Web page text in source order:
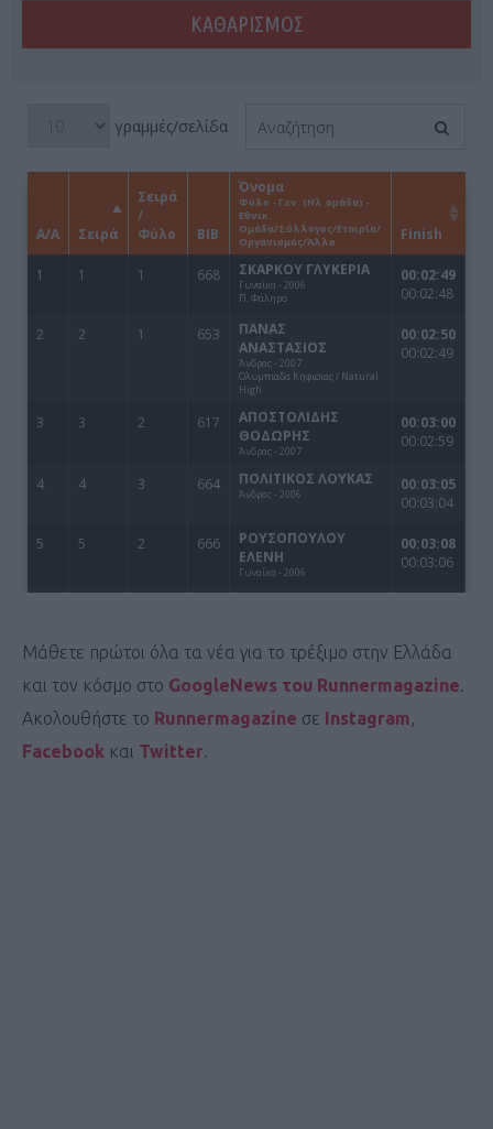
Μάθετε πρώτοι όλα τα νέα για το τρέξιμο στην Ελλάδα
και τον κόσμο στο GoogleNews του Runnermagazine.
Ακολουθήστε το Runnermagazine σε Instagram,
Facebook και Twitter.